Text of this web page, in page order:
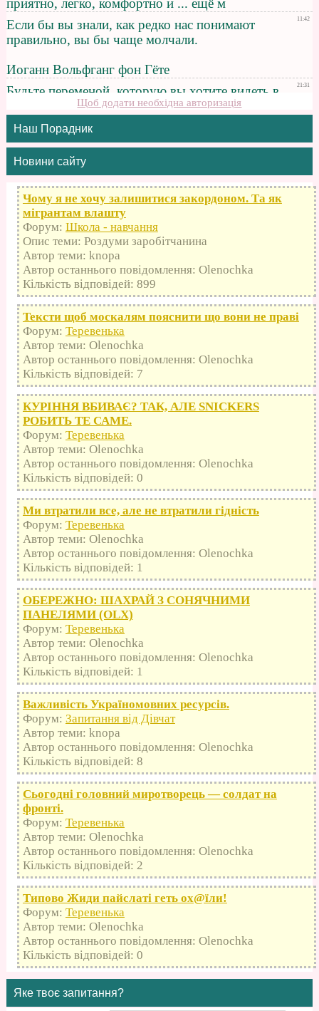
Щоб додати необхідна авторизація
Наш Порадник
Новини сайту
Чому я не хочу залишитися закордоном. Та як
мігрантам влашту
Форум: Школа - навчання
Опис теми: Роздуми заробітчанина
Автор теми: knopa
Автор останнього повідомлення: Olenochka
Кількість відповідей: 899
Тексти щоб москалям пояснити що вони не праві
Форум: Теревенька
Автор теми: Olenochka
Автор останнього повідомлення: Olenochka
Кількість відповідей: 7
КУРІННЯ ВБИВАЄ? ТАК, АЛЕ SNICKERS
РОБИТЬ ТЕ САМЕ.
Форум: Теревенька
Автор теми: Olenochka
Автор останнього повідомлення: Olenochka
Кількість відповідей: 0
Ми втратили все, але не втратили гідність
Форум: Теревенька
Автор теми: Olenochka
Автор останнього повідомлення: Olenochka
Кількість відповідей: 1
ОБЕРЕЖНО: ШАХРАЙ З СОНЯЧНИМИ
ПАНЕЛЯМИ (OLX)
Форум: Теревенька
Автор теми: Olenochka
Автор останнього повідомлення: Olenochka
Кількість відповідей: 1
Важливість Україномовних ресурсів.
Форум: Запитання від Дівчат
Автор теми: knopa
Автор останнього повідомлення: Olenochka
Кількість відповідей: 8
Сьогодні головний миротворець — солдат на
фронті.
Форум: Теревенька
Автор теми: Olenochka
Автор останнього повідомлення: Olenochka
Кількість відповідей: 2
Типово Жиди пайслаті геть оx@їли!
Форум: Теревенька
Автор теми: Olenochka
Автор останнього повідомлення: Olenochka
Кількість відповідей: 0
Яке твоє запитання?